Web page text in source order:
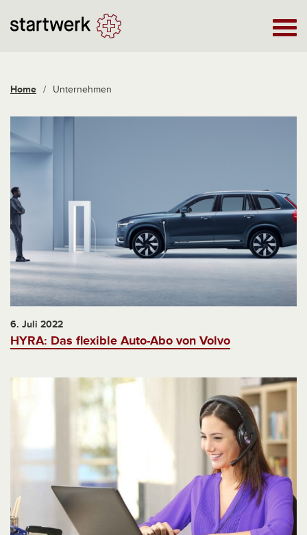
Home / Unternehmen
6. Juli 2022
HYRA: Das flexible Auto-Abo von Volvo